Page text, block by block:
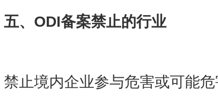
五、ODI备案禁止的行业
禁止境内企业参与危害或可能